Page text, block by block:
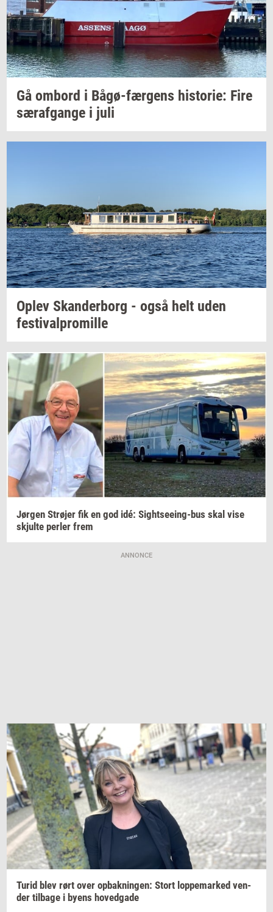
Gå om­bord i Bågø-​færgens hi­sto­rie: Fire
sær­af­gan­ge i juli
Oplev Skan­der­borg - også helt uden
festi­val­pro­mil­le
Jør­gen Strø­jer fik en god idé: Sightseeing-​bus skal vise
skjul­te per­ler frem
ANNONCE
Turid blev rørt over op­bak­nin­gen: Stort lop­pe­mar­ked ven­
der til­ba­ge i byens ho­ved­ga­de